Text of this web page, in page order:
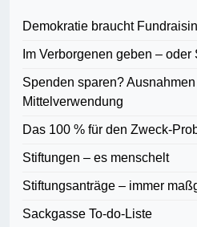
Demokratie braucht
Im Verborgenen geben –
Spenden sparen?
Mittelverwendung
Das 100 % für den Zweck-
Stiftungen – es menschelt
Stiftungsanträge – immer
Sackgasse To-do-Liste